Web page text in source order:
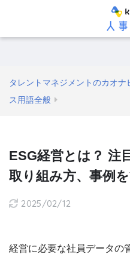
タレントマネジメントのカオナ
ス用語全般
ESG経営とは？ 注
取り組み方、事例
2025/02/12
経営に必要な社員データの